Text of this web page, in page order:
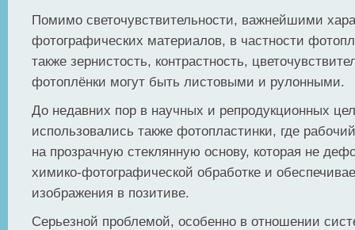
Помимо светочувствительности, важнейшими
фотографических материалов, в частности
также зернистость, контрастность,
фотоплёнки могут быть листовыми и рулонными.
До недавних пор в научных и репродукционных
использовались также фотопластинки, где
на прозрачную стеклянную основу, которая не
химико-фотографической обработке и
изображения в позитиве.
Серьезной проблемой, особенно в отношении